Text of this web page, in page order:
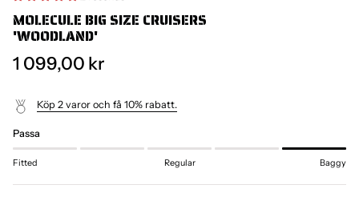
MOLECULE BIG SIZE CRUISERS
'WOODLAND'
1 099,00 kr
Köp 2 varor och få 10% rabatt.
Passa
Fitted Regular Baggy